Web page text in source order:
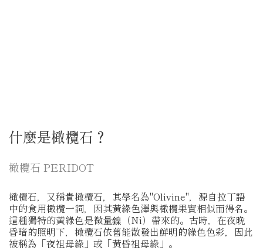
什麼是橄欖石？
橄欖石 PERIDOT
橄欖石，又稱貴橄欖石，其學名為"Olivine"，源自拉丁語
中的食用橄欖一詞，因其黃綠色澤與橄欖果實相似而得名。
這種獨特的黃綠色是微量鎳（Ni）帶來的。古時，在夜晚
昏暗的照明下，橄欖石依舊能散發出鮮明的綠色色彩，因此
被稱為「夜祖母綠」或「黃昏祖母綠」。